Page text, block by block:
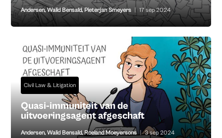
Andersen,Walid Bensaïd, Pieterjan Smeyers | 17 sep 2024
Civil Law & Litigation
Quasi-immuniteit van de
uitvoeringsagent afgeschaft
Andersen,Walid Bensaïd, Roeland Moeyersons | 3 sep 2024